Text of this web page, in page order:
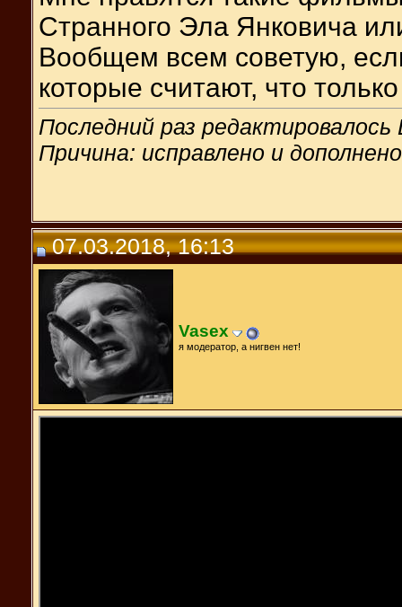
Странного Эла Янковича
Вообщем всем советую,
которые считают, что
Последний раз
Причина: исправлено и дополнено
07.03.2018, 16:13
Vasex
я модератор, а нигвен нет!